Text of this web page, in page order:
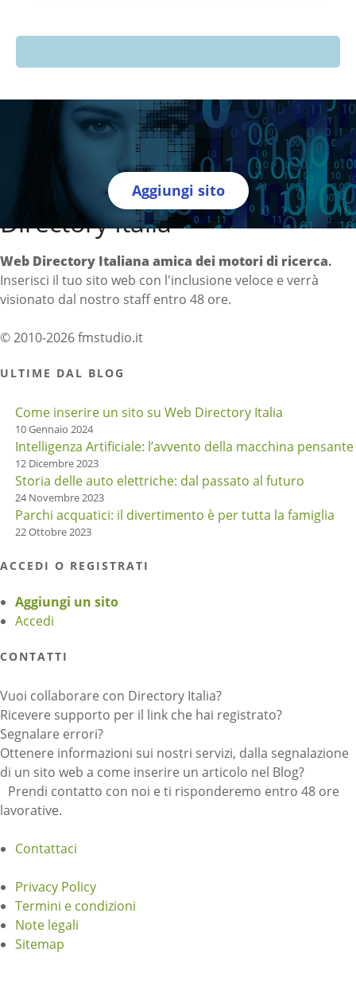
Aggiungi sito
Directory Italia
Web Directory Italiana amica dei motori di ricerca.
Inserisci il tuo sito web con l'inclusione veloce e verrà
visionato dal nostro staff entro 48 ore.
© 2010-2026 fmstudio.it
ULTIME DAL BLOG
Come inserire un sito su Web Directory Italia
10 Gennaio 2024
Intelligenza Artificiale: l’avvento della macchina pensante
12 Dicembre 2023
Storia delle auto elettriche: dal passato al futuro
24 Novembre 2023
Parchi acquatici: il divertimento è per tutta la famiglia
22 Ottobre 2023
ACCEDI O REGISTRATI
Aggiungi un sito
Accedi
CONTATTI
Vuoi collaborare con Directory Italia?
Ricevere supporto per il link che hai registrato?
Segnalare errori?
Ottenere informazioni sui nostri servizi, dalla segnalazione
di un sito web a come inserire un articolo nel Blog?
Prendi contatto con noi e ti risponderemo entro 48 ore
lavorative.
Contattaci
Privacy Policy
Termini e condizioni
Note legali
Sitemap